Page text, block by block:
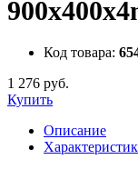
Код товара:
1 276 руб.
Купить
Описание